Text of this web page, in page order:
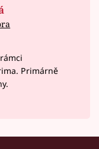
Primárně